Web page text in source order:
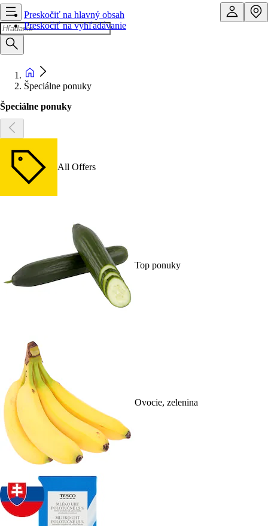
Preskočiť na hlavný obsah
Preskočiť na vyhľadávanie
Špeciálne ponuky
Špeciálne ponuky
All Offers
Top ponuky
Ovocie, zelenina